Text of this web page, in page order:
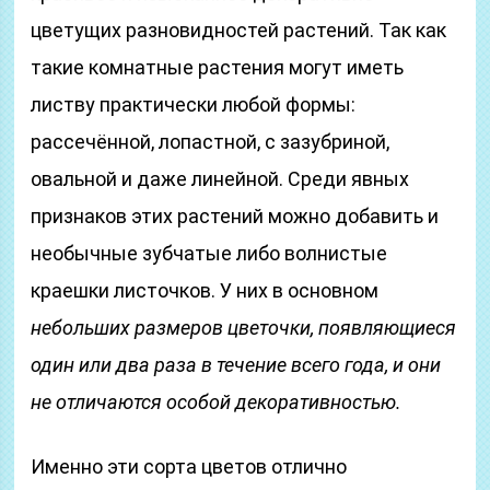
цветущих разновидностей растений. Так как
такие комнатные растения могут иметь
листву практически любой формы:
рассечённой, лопастной, с зазубриной,
овальной и даже линейной. Среди явных
признаков этих растений можно добавить и
необычные зубчатые либо волнистые
краешки листочков. У них в основном
небольших размеров цветочки, появляющиеся
один или два раза в течение всего года, и они
не отличаются особой декоративностью.
Именно эти сорта цветов отлично